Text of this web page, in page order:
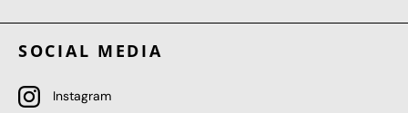
SOCIAL MEDIA
Instagram